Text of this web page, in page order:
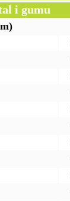
i gumu